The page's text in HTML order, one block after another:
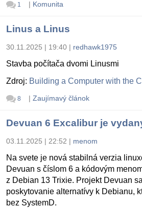
1 | Komunita
Linus a Linus
30.11.2025 | 19:40 | redhawk1975
Stavba počítača dvomi Linusmi
Zdroj: Building a Computer with the
8 | Zaujímavý článok
Devuan 6 Excalibur je
03.11.2025 | 22:52 | menom
Na svete je nová stabilná verzia
Devuan s číslom 6 a kódovým
z Debian 13 Trixie. Projekt Devuan
poskytovanie alternatívy k Debianu,
bez SystemD.